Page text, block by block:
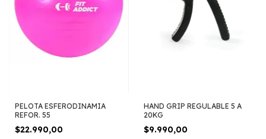
PELOTA ESFERODINAMIA
REFOR. 55
$22.990,00
HAND GRIP REGULABLE 5 A
20KG
$9.990,00